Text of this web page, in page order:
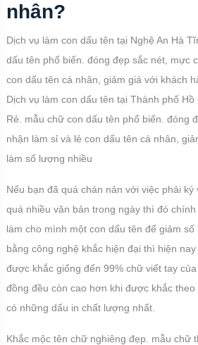
nhân?
Dịch vụ làm con dấu tên tại Nghệ An Hà
dấu tên phổ biến. đóng đẹp sắc nét, mực
con dấu tên cá nhân, giảm giá với khách
Dịch vụ làm con dấu tên tại Thành phố
Rẻ. mẫu chữ con dấu tên phổ biến. đóng
nhận làm sỉ và lẻ con dấu tên cá nhân,
làm số lượng nhiều
Nếu bạn đã quá chán nản với việc phải
quá nhiều văn bản trong ngày thì đó
làm cho mình một con dấu tên để giảm số
bằng công nghệ khắc hiện đại thì hiện
được khắc giống đến 99% chữ viết tay
đồng đều còn cao hơn khi được khắc
có những dấu in chất lượng nhất.
Khắc mộc tên chữ nghiêng đẹp. mẫu chữ